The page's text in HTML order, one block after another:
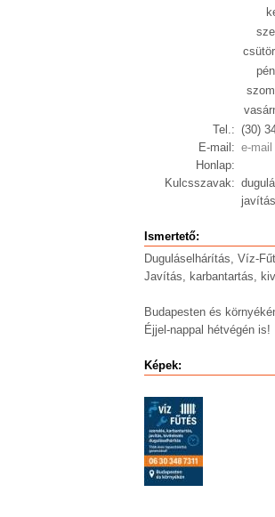
Tel.: (30)
E-mail: e-mail
Honlap:
Kulcsszavak:
Ismertető:
Duguláselhárítás, Víz-
Javítás, karbantartás,
Budapesten és
Éjjel-nappal hétvégén is!
Képek: